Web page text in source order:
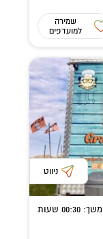
שמירה
למועדפים
ניווט
משך: 00:30 שעות